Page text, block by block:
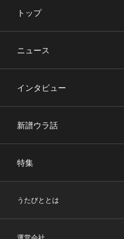
トップ
ニュース
インタビュー
新譜ウラ話
特集
うたびととは